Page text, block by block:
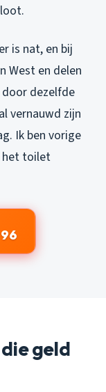
is nat, en bij
West en delen
dezelfde
vernauwd zijn
Ik ben vorige
het toilet
geld